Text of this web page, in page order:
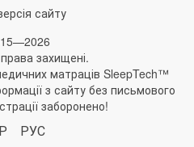
сайту
захищені.
матраців SleepTech™
з сайту без письмового
заборонено!
РУС